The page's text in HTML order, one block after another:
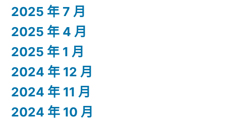
2025 年 7 月
2025 年 4 月
2025 年 1 月
2024 年 12 月
2024 年 11 月
2024 年 10 月